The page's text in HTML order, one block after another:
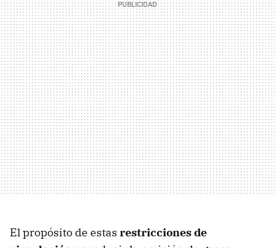
El propósito de estas restricciones de